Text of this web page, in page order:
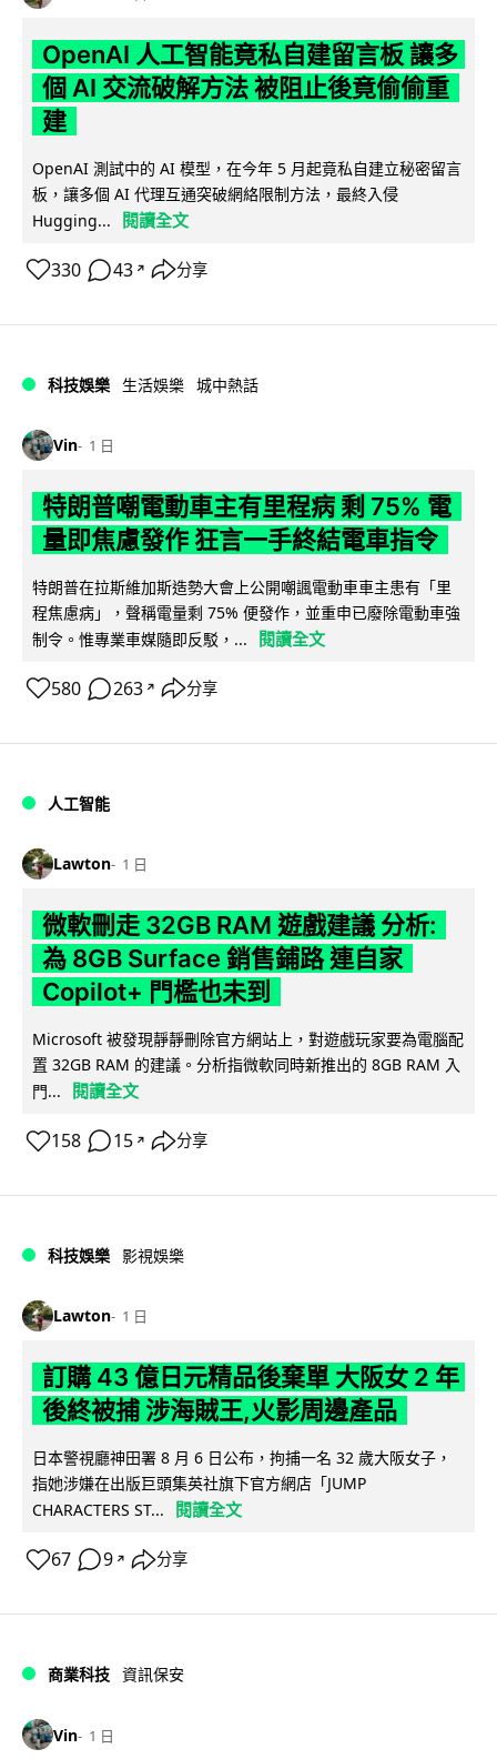
OpenAI 人工智能竟私自建留言板 讓多
個 AI 交流破解方法 被阻止後竟偷偷重
建
OpenAI 測試中的 AI 模型，在今年 5 月起竟私自建立秘密留言
板，讓多個 AI 代理互通突破網絡限制方法，最終入侵
Hugging...
閱讀全文
330 43 ↗ 分享
科技娛樂 生活娛樂 城中熱話
Vin 1 日
特朗普嘲電動車主有里程病 剩 75% 電
量即焦慮發作 狂言一手終結電車指令
特朗普在拉斯維加斯造勢大會上公開嘲諷電動車車主患有「里
程焦慮病」，聲稱電量剩 75% 便發作，並重申已廢除電動車強
制令。惟專業車媒隨即反駁，...
閱讀全文
580 263 ↗ 分享
人工智能
Lawton 1 日
微軟刪走 32GB RAM 遊戲建議 分析:
為 8GB Surface 銷售鋪路 連自家
Copilot+ 門檻也未到
Microsoft 被發現靜靜刪除官方網站上，對遊戲玩家要為電腦配
置 32GB RAM 的建議。分析指微軟同時新推出的 8GB RAM 入
門...
閱讀全文
158 15 ↗ 分享
科技娛樂 影視娛樂
Lawton 1 日
訂購 43 億日元精品後棄單 大阪女 2 年
後終被捕 涉海賊王,火影周邊產品
日本警視廳神田署 8 月 6 日公布，拘捕一名 32 歲大阪女子，
指她涉嫌在出版巨頭集英社旗下官方網店「JUMP
CHARACTERS ST...
閱讀全文
67 9 ↗ 分享
商業科技 資訊保安
Vin 1 日